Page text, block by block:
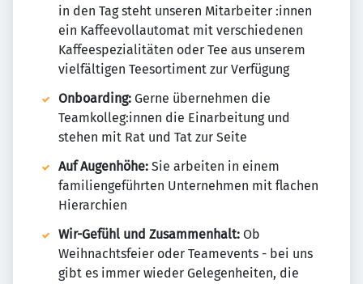
in den Tag steht unseren Mitarbeiter :innen
ein Kaffeevollautomat mit verschiedenen
Kaffeespezialitäten oder Tee aus unserem
vielfältigen Teesortiment zur Verfügung
Onboarding: Gerne übernehmen die
Teamkolleg:innen die Einarbeitung und
stehen mit Rat und Tat zur Seite
Auf Augenhöhe: Sie arbeiten in einem
familiengeführten Unternehmen mit flachen
Hierarchien
Wir-Gefühl und Zusammenhalt: Ob
Weihnachtsfeier oder Teamevents - bei uns
gibt es immer wieder Gelegenheiten, die